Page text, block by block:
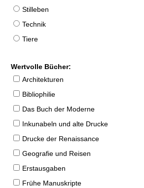
Stilleben
Technik
Tiere
Wertvolle Bücher:
Architekturen
Bibliophilie
Das Buch der Moderne
Inkunabeln und alte Drucke
Drucke der Renaissance
Geografie und Reisen
Erstausgaben
Frühe Manuskripte